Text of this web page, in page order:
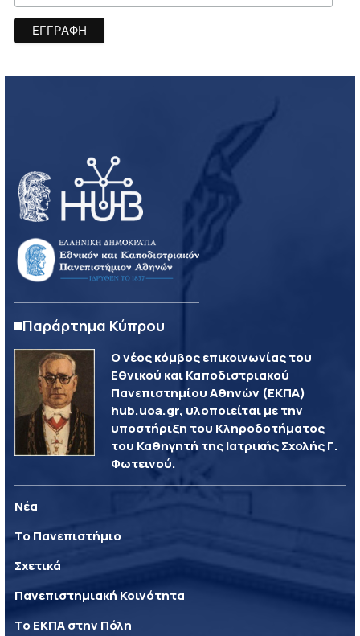
Παράρτημα Κύπρου
Ο νέος κόμβος επικοινωνίας του
Εθνικού και Καποδιστριακού
Πανεπιστημίου Αθηνών (ΕΚΠΑ)
hub.uoa.gr, υλοποιείται με την
υποστήριξη του Κληροδοτήματος
του Καθηγητή της Ιατρικής Σχολής Γ.
Φωτεινού.
Νέα
Το Πανεπιστήμιο
Σχετικά
Πανεπιστημιακή Κοινότητα
Το ΕΚΠΑ στην Πόλη